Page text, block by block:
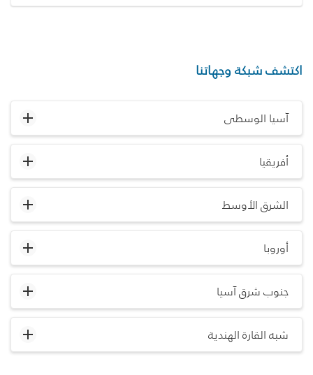
اكتشف شبكة وجهاتنا
آسيا الوسطى
أفريقيا
الشرق الأوسط
أوروبا
جنوب شرق آسيا
شبه القارة الهندية